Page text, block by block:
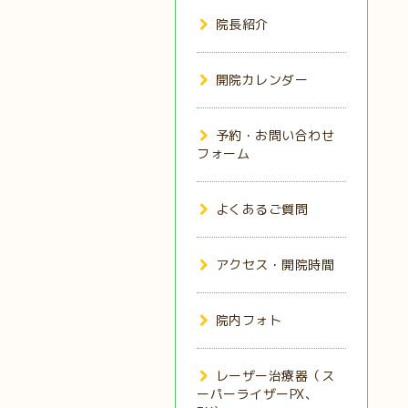
院長紹介
開院カレンダー
予約・お問い合わせ
フォーム
よくあるご質問
アクセス・開院時間
院内フォト
レーザー治療器（ス
ーパーライザーPX、